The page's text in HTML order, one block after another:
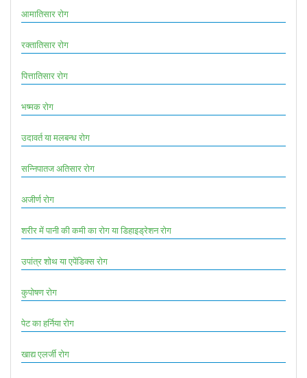
आमातिसार रोग
रक्तातिसार रोग
पित्तातिसार रोग
भष्मक रोग
उदावर्त या मलबन्ध रोग
सन्निपातज अतिसार रोग
अजीर्ण रोग
शरीर में पानी की कमी का रोग या डिहाइड्रेशन रोग
उपांत्र शोथ या एपेंडिक्स रोग
कुपोषण रोग
पेट का हर्निया रोग
खाद्य एलर्जी रोग